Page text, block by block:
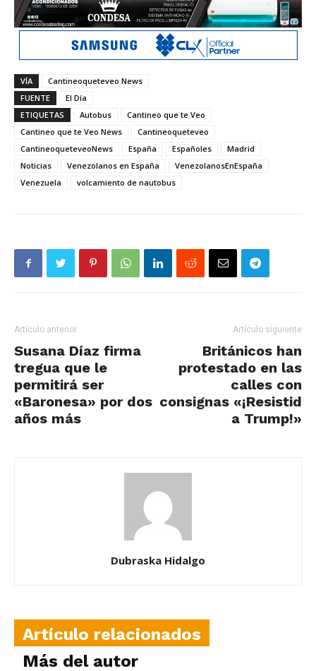
VÍA
Cantineoqueteveo News
FUENTE
El Día
ETIQUETAS
Autobus
Cantineo que te Veo
Cantineo que te Veo News
Cantineoqueteveo
CantineoqueteveoNews
España Españoles
Madrid
Noticias
Venezolanos en España
VenezolanosEnEspaña
Venezuela
volcamiento de nautobus
Artículo anterior
Susana Díaz firma
tregua que le
permitirá ser
«Baronesa» por dos
años más
Artículo siguiente
Británicos han
protestado en las
calles con
consignas «¡Resistid
a Trump!»
Dubraska Hidalgo
Artículo relacionados
Más del autor